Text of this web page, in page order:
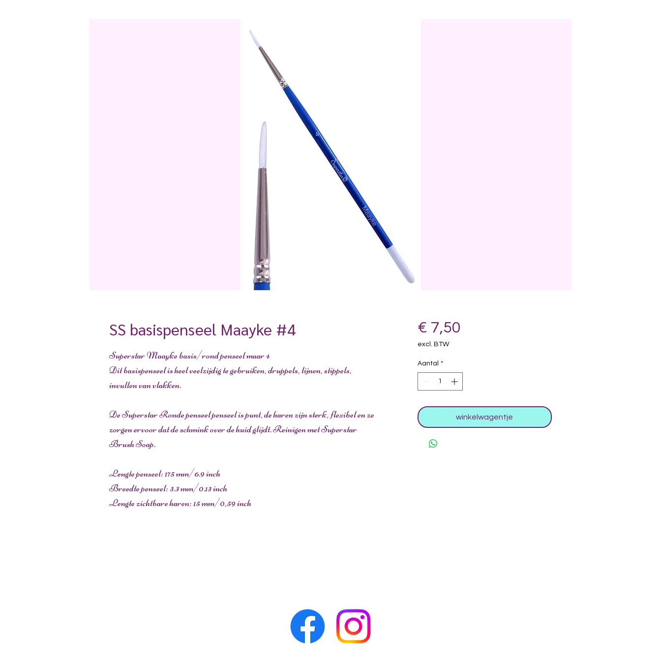
SS basispenseel Maayke #4
Superstar Maayke basis/rond penseel maar 4
Dit basispenseel is heel veelzijdig te gebruiken, druppels, lijnen, stippels,
invullen van vlakken.
De Superstar Ronde penseel penseel is punt, de haren zijn sterk, flexibel en ze
zorgen ervoor dat de schmink over de huid glijdt. Reinigen met Superstar
Brush Soap.
Lengte penseel: 175 mm/6.9 inch
Breedte penseel: 3.3 mm/0.13 inch
Lengte zichtbare haren: 15 mm/0,59 inch
€ 7,50
excl. BTW
Aantal *
winkelwagentje